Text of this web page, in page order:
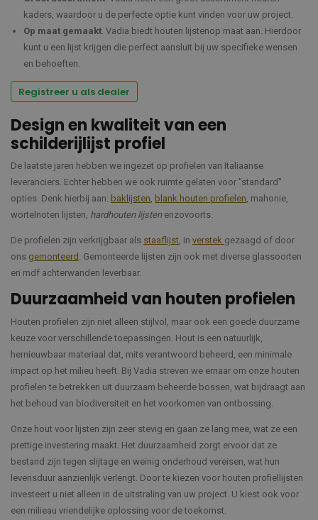
kaders, waardoor u de perfecte optie kunt vinden voor uw project.
Op maat gemaakt . Vadia biedt houten lijstenop maat aan. Hierdoor
kunt u een lijst krijgen die perfect aansluit bij uw specifieke wensen
en behoeften.
Registreer u als dealer
Design en kwaliteit van een
schilderijlijst profiel
De laatste jaren hebben we ingezet op profielen van Italiaanse
leveranciers. Echter hebben we ook ruimte gelaten voor "standard"
opties. Denk hierbij aan: baklijsten, blank houten profielen, mahonie,
wortelnoten lijsten, hardhouten lijstenenzovoorts.
De profielen zijn verkrijgbaar als staaflijst, in verstek gezaagd of door
ons gemonteerd . Gemonteerde lijsten zijn ook met diverse glassoorten
en mdf achterwanden leverbaar.
Duurzaamheid van houten profielen
Houten profielen zijn niet alleen stijlvol, maar ook een goede duurzame
keuze voor verschillende toepassingen. Hout is een natuurlijk,
hernieuwbaar materiaal dat, mits verantwoord beheerd, een minimale
impact op het milieu heeft. Bij Vadia streven we ernaar om onze houten
profielen te betrekken uit duurzaam beheerde bossen, wat bijdraagt aan
het behoud van biodiversiteit en het voorkomen van ontbossing.
Onze hout voor lijsten zijn zeer stevig en gaan ze lang mee, wat ze een
prettige investering maakt. Het duurzaamheid zorgt ervoor dat ze
bestand zijn tegen slijtage en weinig onderhoud vereisen, wat hun
levensduur aanzienlijk verlengt. Door te kiezen voor houten profiellijsten
investeert u niet alleen in de uitstraling van uw project. U kiest ook voor
een milieau vriendelijke oplossing voor de toekomst.